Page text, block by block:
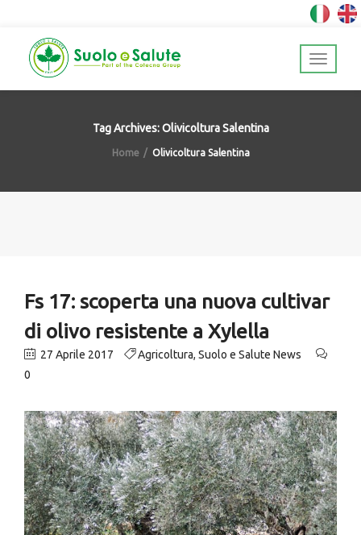
Tag Archives: Olivicoltura Salentina
Home Olivicoltura Salentina
Fs 17: scoperta una nuova cultivar
di olivo resistente a Xylella
27 Aprile 2017 Agricoltura, Suolo e Salute News
0